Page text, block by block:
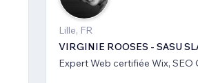
Lille, FR
VIRGINIE ROOSES - SASU
Expert Web certifiée Wix, SEO